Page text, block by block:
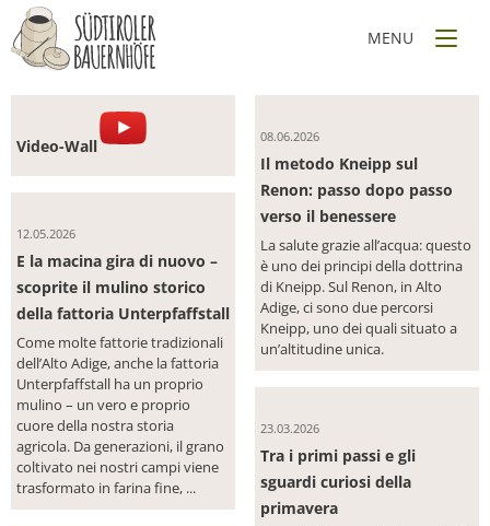
NEL REGNO DI HEIDI
Ferie in fattoria - famiglie che condividono la Vostra passione
HIGHLIGHT SUL RENON
Video-Wall
12.05.2026
E la macina gira di nuovo –
scoprite il mulino storico
della fattoria Unterpfaffstall
Come molte fattorie tradizionali
dell’Alto Adige, anche la fattoria
Unterpfaffstall ha un proprio
mulino – un vero e proprio
cuore della nostra storia
agricola. Da generazioni, il grano
coltivato nei nostri campi viene
trasformato in farina fine, ...
08.06.2026
Il metodo Kneipp sul
Renon: passo dopo passo
verso il benessere
La salute grazie all’acqua: questo
è uno dei principi della dottrina
di Kneipp. Sul Renon, in Alto
Adige, ci sono due percorsi
Kneipp, uno dei quali situato a
un’altitudine unica.
23.03.2026
Tra i primi passi e gli
sguardi curiosi della
primavera